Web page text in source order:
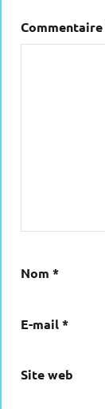
Commentaire
Nom *
E-mail*
Site web